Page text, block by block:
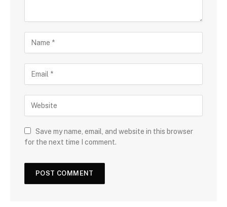
Save my name, email, and website in this browser
for the next time I comment.